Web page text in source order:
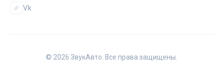
Vk
© 2026 ЗвукАвто. Все права защищены.